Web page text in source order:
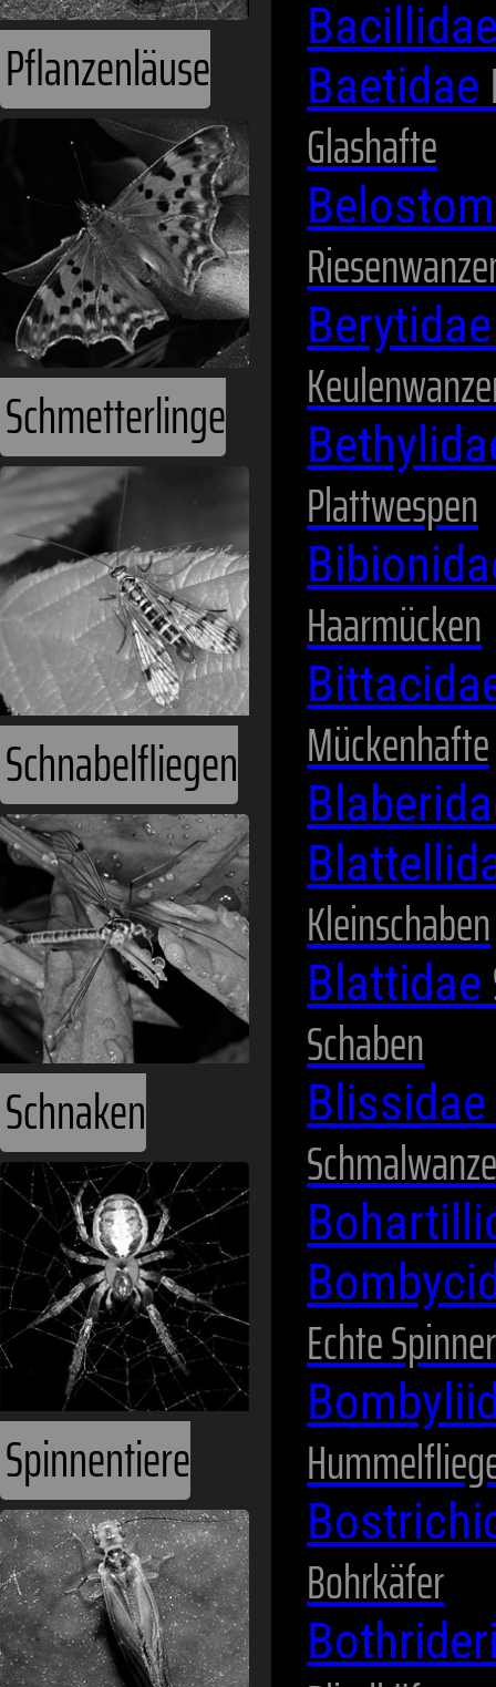
Schnabelfliegen
Schnaken
Spinnentiere
Staubläuse
Baetidae
Glashafte
Plattwespen
Haarmücken
Mückenhafte
Kleinschaben
Blattidae
Schaben
Blissidae
Echte Spinner
Bohrkäfer